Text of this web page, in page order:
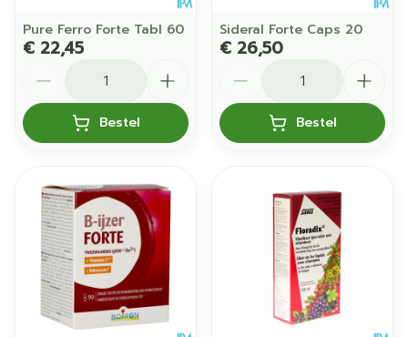
Pure Ferro Forte Tabl 60
€ 22,45
Bestel
Sideral Forte Caps 20
€ 26,50
Bestel